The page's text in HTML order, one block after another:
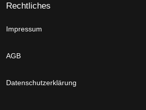
Rechtliches
Impressum
AGB
Datenschutzerklärung